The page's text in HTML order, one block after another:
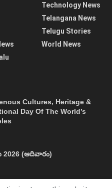
Technology News
Telangana News
Telugu Stories
World News
Cultures, Heritage &
Day Of The World’s
2026 (ఆదివారం)